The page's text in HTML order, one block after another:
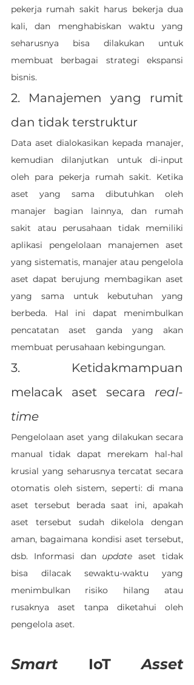
pekerja rumah sakit harus bekerja dua
kali, dan menghabiskan waktu yang
seharusnya bisa dilakukan untuk
membuat berbagai strategi ekspansi
bisnis.
2. Manajemen yang rumit
dan tidak terstruktur
Data aset dialokasikan kepada manajer,
kemudian dilanjutkan untuk di-input
oleh para pekerja rumah sakit. Ketika
aset yang sama dibutuhkan oleh
manajer bagian lainnya, dan rumah
sakit atau perusahaan tidak memiliki
aplikasi pengelolaan manajemen aset
yang sistematis, manajer atau pengelola
aset dapat berujung membagikan aset
yang sama untuk kebutuhan yang
berbeda. Hal ini dapat menimbulkan
pencatatan aset ganda yang akan
membuat perusahaan kebingungan.
3. Ketidakmampuan
melacak aset secara real-
time
Pengelolaan aset yang dilakukan secara
manual tidak dapat merekam hal-hal
krusial yang seharusnya tercatat secara
otomatis oleh sistem, seperti: di mana
aset tersebut berada saat ini, apakah
aset tersebut sudah dikelola dengan
aman, bagaimana kondisi aset tersebut,
dsb. Informasi dan update aset tidak
bisa dilacak sewaktu-waktu yang
menimbulkan risiko hilang atau
rusaknya aset tanpa diketahui oleh
pengelola aset.
Smart IoT Asset